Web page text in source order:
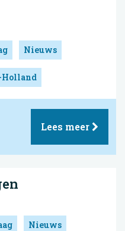
Nieuws
Holland
Lees meer
Nieuws